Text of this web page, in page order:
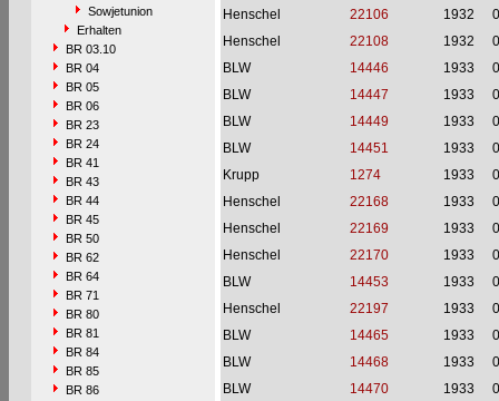
Sowjetunion
Erhalten
BR 03.10
BR 04
BR 05
BR 06
BR 23
BR 24
BR 41
BR 43
BR 44
BR 45
BR 50
BR 62
BR 64
BR 71
BR 80
BR 81
BR 84
BR 85
BR 86
Henschel
22106 1932
Henschel
22108 1932
BLW
14446 1933
BLW
14447 1933
BLW
14449 1933
BLW
14451 1933
Krupp
1274 1933
Henschel
22168 1933
Henschel
22169 1933
Henschel
22170 1933
BLW
14453 1933
Henschel
22197 1933
BLW
14465 1933
BLW
14468 1933
BLW
14470 1933